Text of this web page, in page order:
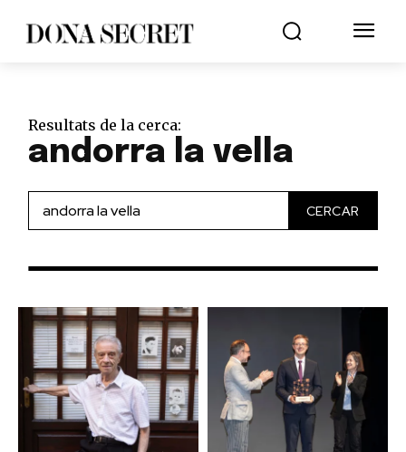
Resultats de la cerca:
andorra la vella
CERCAR